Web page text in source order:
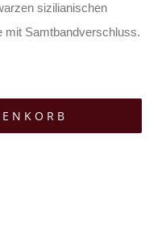
sizilianischen
mit Samtbandverschluss.